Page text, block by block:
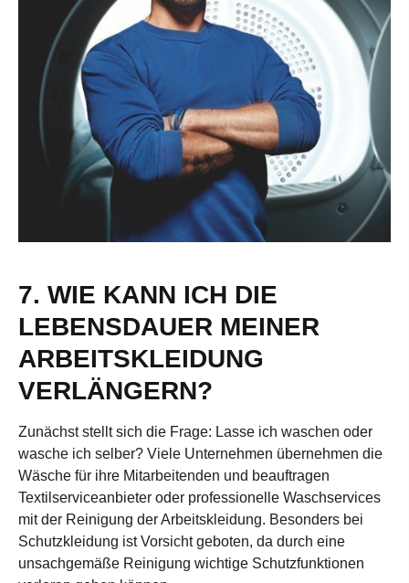
7. WIE KANN ICH DIE
LEBENSDAUER MEINER
ARBEITSKLEIDUNG
VERLÄNGERN?
Zunächst stellt sich die Frage: Lasse ich waschen oder
wasche ich selber? Viele Unternehmen übernehmen die
Wäsche für ihre Mitarbeitenden und beauftragen
Textilserviceanbieter oder professionelle Waschservices
mit der Reinigung der Arbeitskleidung. Besonders bei
Schutzkleidung ist Vorsicht geboten, da durch eine
unsachgemäße Reinigung wichtige Schutzfunktionen